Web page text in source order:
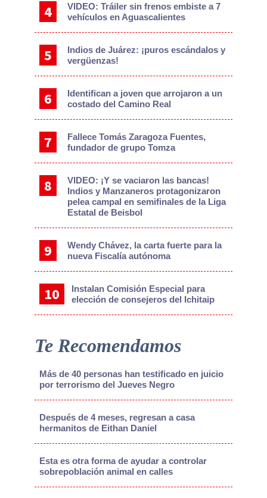
VIDEO: Tráiler sin frenos embiste a 7
vehículos en Aguascalientes
Indios de Juárez: ¡puros escándalos y
vergüenzas!
Identifican a joven que arrojaron a un
costado del Camino Real
Fallece Tomás Zaragoza Fuentes,
fundador de grupo Tomza
VIDEO: ¡Y se vaciaron las bancas!
Indios y Manzaneros protagonizaron
pelea campal en semifinales de la Liga
Estatal de Beisbol
Wendy Chávez, la carta fuerte para la
nueva Fiscalía autónoma
Instalan Comisión Especial para
elección de consejeros del Ichitaip
Te Recomendamos
Más de 40 personas han testificado en juicio
por terrorismo del Jueves Negro
Después de 4 meses, regresan a casa
hermanitos de Eithan Daniel
Esta es otra forma de ayudar a controlar
sobrepoblación animal en calles